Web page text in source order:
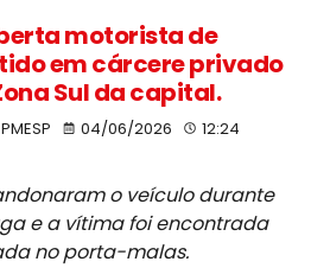
motorista de
em cárcere privado
Sul da capital.
04/06/2026 12:24
o veículo durante
e a vítima foi encontrada
no porta-malas.